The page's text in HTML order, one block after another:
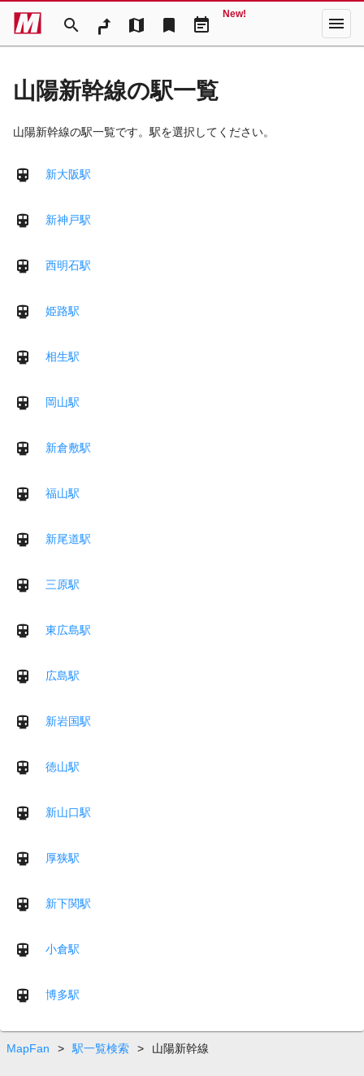
search map bookmark event_note
New! menu
山陽新幹線の駅一覧
山陽新幹線の駅一覧です。駅を選択してください。
新大阪駅
新神戸駅
西明石駅
姫路駅
相生駅
岡山駅
新倉敷駅
福山駅
新尾道駅
三原駅
東広島駅
広島駅
新岩国駅
徳山駅
新山口駅
厚狭駅
新下関駅
小倉駅
博多駅
MapFan > 駅一覧検索 > 山陽新幹線